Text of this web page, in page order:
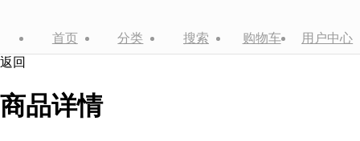
首页 分类 搜索 购物车
用户中心
返回
商品详情